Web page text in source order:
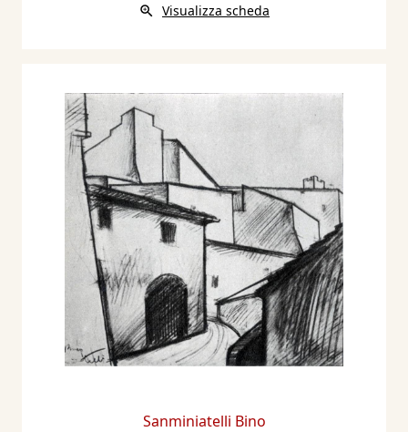
Visualizza scheda
Sanminiatelli Bino